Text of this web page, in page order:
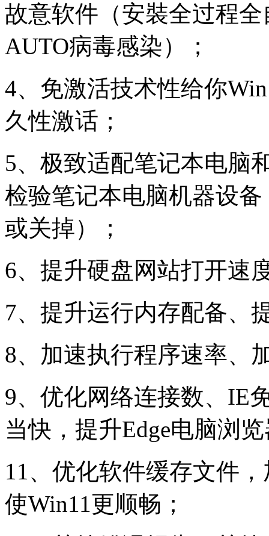
故意软件（安裝全过程
AUTO病毒感染）；
4、免激活技术性给你
久性激话；
5、极致适配笔记本电脑
检验笔记本电脑机器设
或关掉）；
6、提升硬盘网站打开速
7、提升运行内存配备、
8、加速执行程序速率、
9、优化网络连接数、IE
当快，提升Edge电脑浏
11、优化软件缓存文件
使Win11更顺畅；